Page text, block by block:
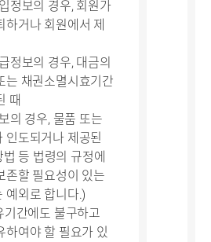
정보의 경우, 회원가
하거나 회원에서 제
정보의 경우, 대금의
는 채권소멸시효기간
때
의 경우, 물품 또는
인도되거나 제공된
법 등 법령의 규정에
존할 필요성이 있는
예외로 합니다.)
기간에도 불구하고
하여야 할 필요가 있